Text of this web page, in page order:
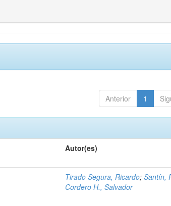
Anterior 1
Autor(es)
Tirado Segura, Ricardo;Santín,
Cordero H., Salvador